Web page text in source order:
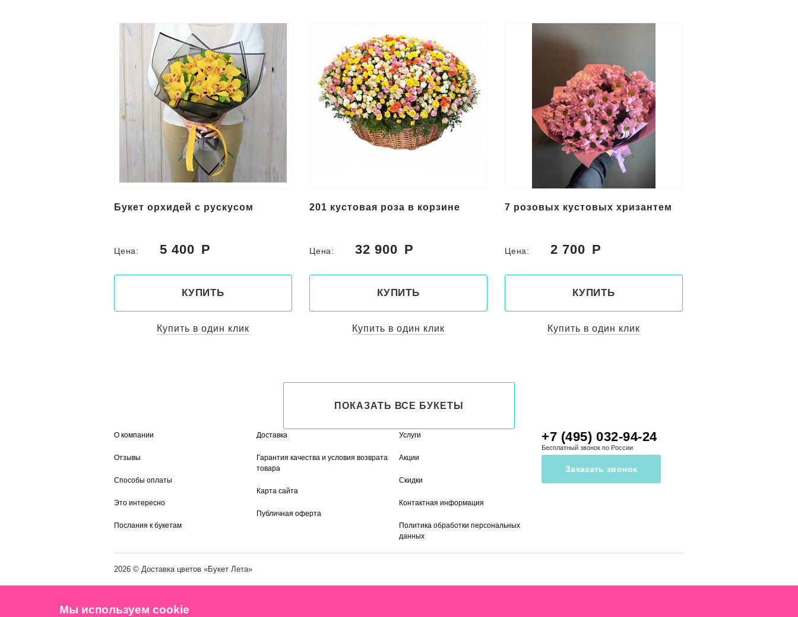
Букет орхидей с рускусом
Цена: 5 400
КУПИТЬ
Купить в один клик
201 кустовая роза в корзине
Цена: 32 900
КУПИТЬ
Купить в один клик
7 розовых кустовых хризантем
Цена: 2 700
КУПИТЬ
Купить в один клик
ПОКАЗАТЬ ВСЕ БУКЕТЫ
О компании
Отзывы
Способы оплаты
Это интересно
Послания к букетам
Доставка
Гарантия качества и условия возврата
товара
Карта сайта
Публичная оферта
Услуги
Акции
Скидки
Контактная информация
Политика обработки персональных
данных
+7 (495) 032-94-24
Бесплатный звонок по России
Заказать звонок
2026 © Доставка цветов «Букет Лета»
Мы используем cookie